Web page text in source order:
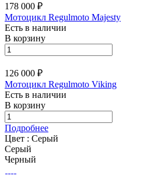
178 000 ₽
Мотоцикл Regulmoto Majesty
Есть в наличии
В корзину
126 000 ₽
Мотоцикл Regulmoto Viking
Есть в наличии
В корзину
Подробнее
Цвет : Серый
Серый
Черный